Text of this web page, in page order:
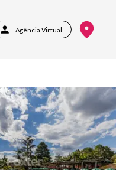
Agência Virtual